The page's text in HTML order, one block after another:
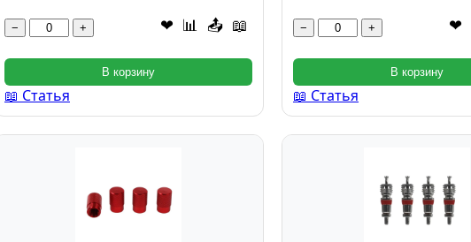
− + ❤ 📊 📤 📖
В корзину
📖 Статья
− + ❤
В корзину
📖 Статья